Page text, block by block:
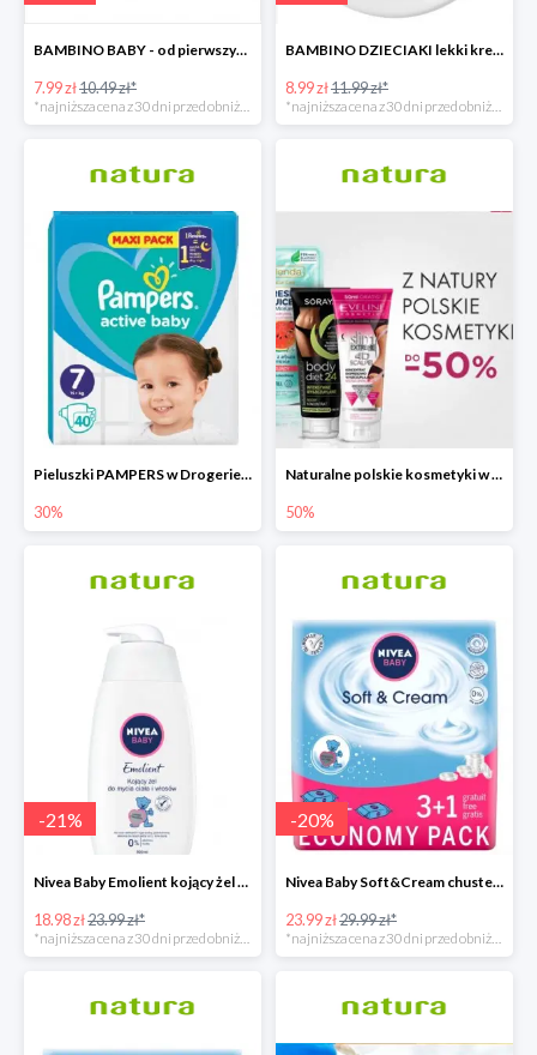
BAMBINO BABY - od pierwszych dni życia
7.99 zł10.49 zł*
BAMBINO DZIECIAKI lekki krem do buzi i ciała
8.99 zł11.99 zł*
Pieluszki PAMPERS w Drogerie Natura do -30%
30%
Naturalne polskie kosmetyki w Drogerie Natura do -50%
50%
-21%
Nivea Baby Emolient kojący żel do mycia ciała i włosów 500ml
18.98 zł23.99 zł*
-20%
Nivea Baby Soft&Cream chusteczki 4x63 sztuki
23.99 zł29.99 zł*